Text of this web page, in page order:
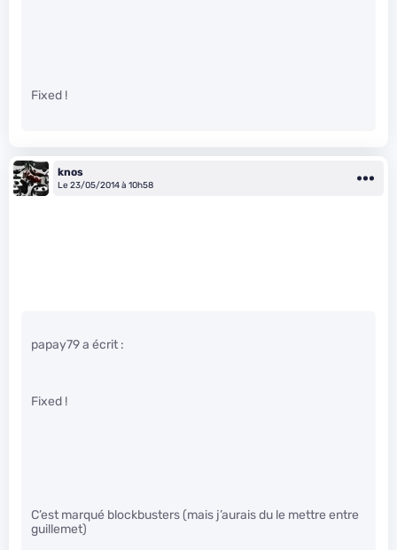
Fixed !
knos
Le 23/05/2014 à 10h58
papay79 a écrit :
Fixed !
C’est marqué blockbusters (mais j’aurais du le mettre entre
guillemet)